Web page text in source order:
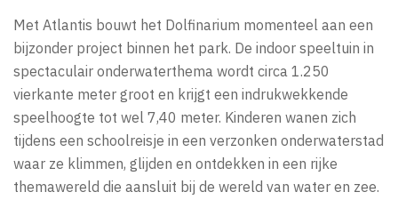
Met Atlantis bouwt het Dolfinarium momenteel aan een
bijzonder project binnen het park. De indoor speeltuin in
spectaculair onderwaterthema wordt circa 1.250
vierkante meter groot en krijgt een indrukwekkende
speelhoogte tot wel 7,40 meter. Kinderen wanen zich
tijdens een schoolreisje in een verzonken onderwaterstad
waar ze klimmen, glijden en ontdekken in een rijke
themawereld die aansluit bij de wereld van water en zee.